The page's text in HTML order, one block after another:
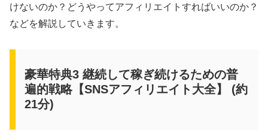
けないのか？どうやってアフィリエイトすればいいのか？
などを解説していきます。
豪華特典3 継続して稼ぎ続けるための普
遍的戦略【SNSアフィリエイト大全】 (約
21分)